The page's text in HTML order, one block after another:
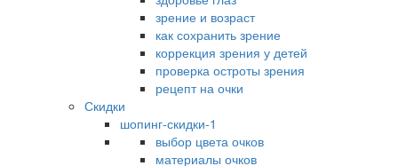
зрение и возраст
как сохранить зрение
коррекция зрения у детей
проверка остроты зрения
рецепт на очки
Скидки
шопинг-скидки-1
выбор цвета очков
материалы очков